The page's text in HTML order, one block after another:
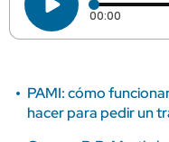
00:00
PAMI: cómo
hacer para pedir un